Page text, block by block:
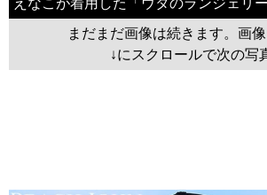
まだまだ画像は続きます。画像
↓にスクロールで次の写